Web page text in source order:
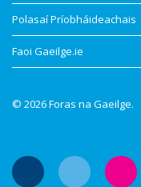
Polasaí Príobháideachais
Faoi Gaeilge.ie
© 2026 Foras na Gaeilge.